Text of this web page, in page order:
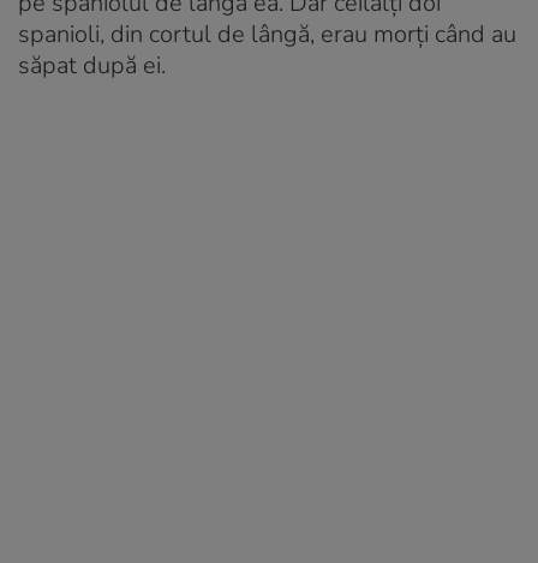
spanioli, din cortul de lângă, erau morți când au
săpat după ei.